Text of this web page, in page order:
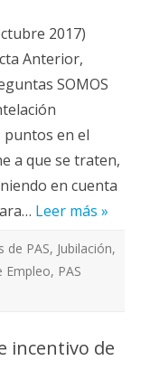
2017)
Anterior,
SOMOS
puntos en el
a que se traten,
en cuenta
Leer más »
de PAS, Jubilación,
Empleo, PAS
incentivo de